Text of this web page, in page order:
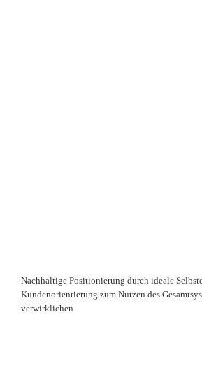
Nachhaltige Positionierung durch ideale
Kundenorientierung zum Nutzen des
verwirklichen